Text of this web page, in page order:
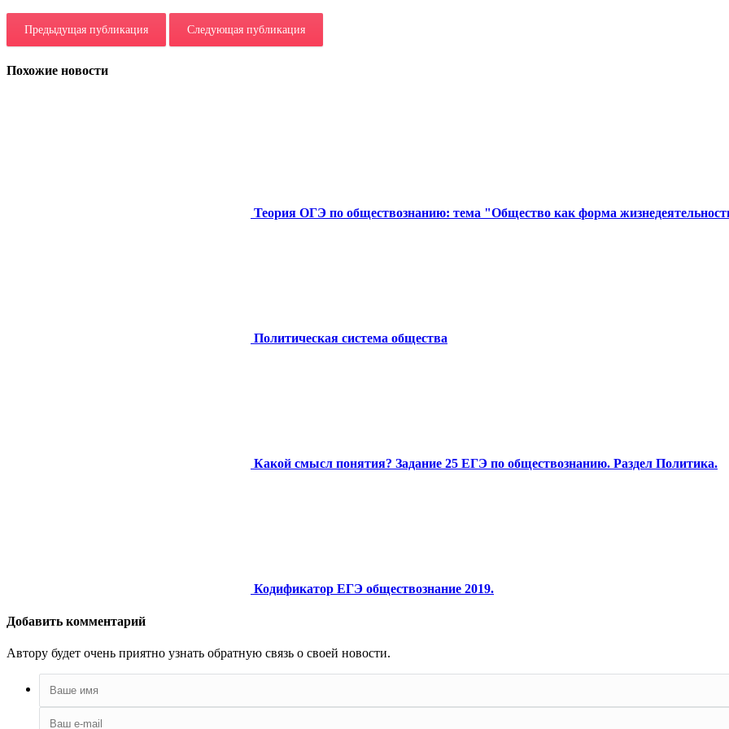
Предыдущая публикация Следующая публикация
Похожие новости
Теория ОГЭ по обществознанию: тема "Общество как форма
Политическая система общества
Какой смысл понятия? Задание 25 ЕГЭ по обществознанию. Раздел Политика.
Кодификатор ЕГЭ обществознание 2019.
Добавить комментарий
Автору будет очень приятно узнать обратную связь о своей новости.